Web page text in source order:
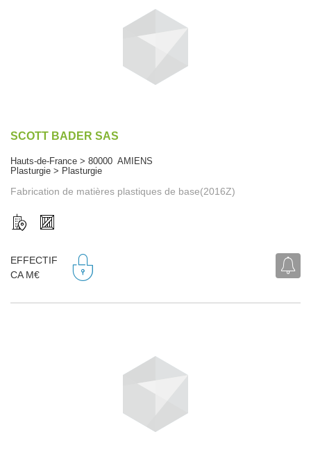
SCOTT BADER SAS
Hauts-de-France > 80000 AMIENS
Plasturgie > Plasturgie
Fabrication de matières plastiques de base(2016Z)
EFFECTIF
CA M€